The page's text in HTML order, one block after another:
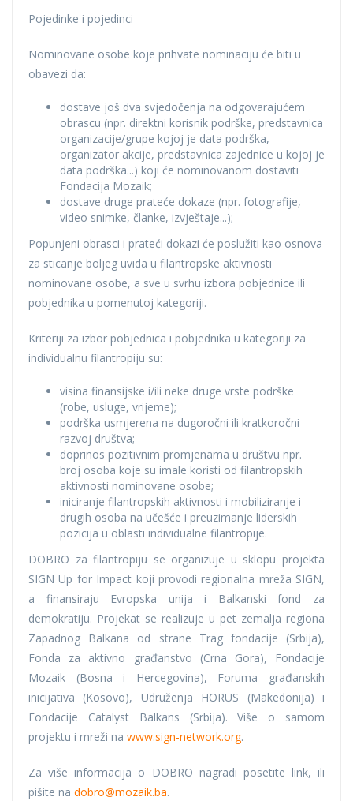
Pojedinke i pojedinci
Nominovane osobe koje prihvate nominaciju će biti u
obavezi da:
dostave još dva svjedočenja na odgovarajućem
obrascu (npr. direktni korisnik podrške, predstavnica
organizacije/grupe kojoj je data podrška,
organizator akcije, predstavnica zajednice u kojoj je
data podrška...) koji će nominovanom dostaviti
Fondacija Mozaik;
dostave druge prateće dokaze (npr. fotografije,
video snimke, članke, izvještaje...);
Popunjeni obrasci i prateći dokazi će poslužiti kao osnova
za sticanje boljeg uvida u filantropske aktivnosti
nominovane osobe, a sve u svrhu izbora pobjednice ili
pobjednika u pomenutoj kategoriji.
Kriteriji za izbor pobjednica i pobjednika u kategoriji za
individualnu filantropiju su:
visina finansijske i/ili neke druge vrste podrške
(robe, usluge, vrijeme);
podrška usmjerena na dugoročni ili kratkoročni
razvoj društva;
doprinos pozitivnim promjenama u društvu npr.
broj osoba koje su imale koristi od filantropskih
aktivnosti nominovane osobe;
iniciranje filantropskih aktivnosti i mobiliziranje i
drugih osoba na učešće i preuzimanje liderskih
pozicija u oblasti individualne filantropije.
DOBRO za filantropiju se organizuje u sklopu projekta
SIGN Up for Impact koji provodi regionalna mreža SIGN,
a finansiraju Evropska unija i Balkanski fond za
demokratiju. Projekat se realizuje u pet zemalja regiona
Zapadnog Balkana od strane Trag fondacije (Srbija),
Fonda za aktivno građanstvo (Crna Gora), Fondacije
Mozaik (Bosna i Hercegovina), Foruma građanskih
inicijativa (Kosovo), Udruženja HORUS (Makedonija) i
Fondacije Catalyst Balkans (Srbija). Više o samom
projektu i mreži na www.sign-network.org.
Za više informacija o DOBRO nagradi posetite link, ili
pišite na dobro@mozaik.ba.